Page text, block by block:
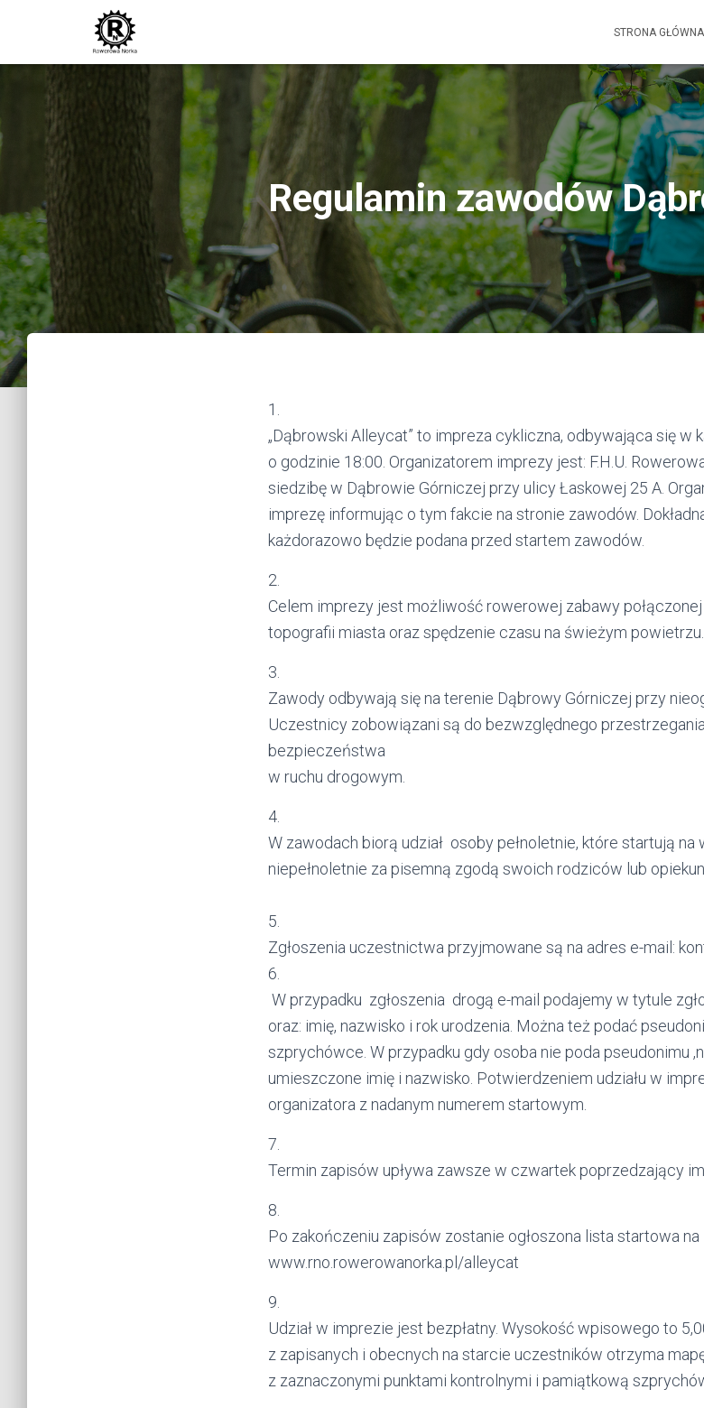
STRONA GŁÓWNA
Regulamin zawodów
1.
„Dąbrowski Alleycat” to impreza cykliczna, odbywająca się w
o godzinie 18:00. Organizatorem imprezy jest: F.H.U.
siedzibę w Dąbrowie Górniczej przy ulicy Łaskowej 25 A.
imprezę informując o tym fakcie na stronie zawodów.
każdorazowo będzie podana przed startem zawodów.
2.
Celem imprezy jest możliwość rowerowej zabawy
topografii miasta oraz spędzenie czasu na świeżym powietrzu.
3.
Zawody odbywają się na terenie Dąbrowy Górniczej przy
Uczestnicy zobowiązani są do bezwzględnego
bezpieczeństwa
w ruchu drogowym.
4.
W zawodach biorą udział osoby pełnoletnie, które startują na
niepełnoletnie za pisemną zgodą swoich rodziców lub
5.
Zgłoszenia uczestnictwa przyjmowane są na adres e-mail:
6.
W przypadku zgłoszenia drogą e-mail podajemy w tytule
oraz: imię, nazwisko i rok urodzenia. Można też podać
szprychówce. W przypadku gdy osoba nie poda pseudonimu
umieszczone imię i nazwisko. Potwierdzeniem udziału w
organizatora z nadanym numerem startowym.
7.
Termin zapisów upływa zawsze w czwartek poprzedzający
8.
Po zakończeniu zapisów zostanie ogłoszona lista startowa
www.rno.rowerowanorka.pl/alleycat
9.
Udział w imprezie jest bezpłatny. Wysokość wpisowego to
z zapisanych i obecnych na starcie uczestników otrzyma
z zaznaczonymi punktami kontrolnymi i pamiątkową